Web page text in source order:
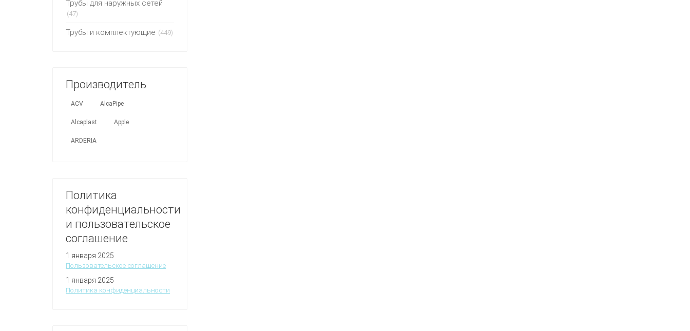
Трубы для наружных сетей
(47)
Трубы и комплектующие (449)
Производитель
ACV AlcaPipe
Alcaplast Apple
ARDERIA
Политика
конфиденциальности
и пользовательское
соглашение
1 января 2025
Пользовательское соглашение
1 января 2025
Политика конфиденциальности